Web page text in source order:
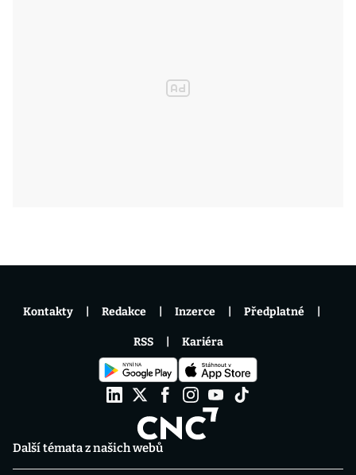
Další témata z našich webů
Kontakty Redakce Inzerce Předplatné
RSS Kariéra